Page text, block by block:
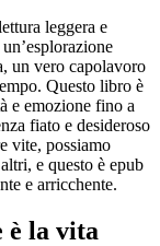
leggera e
un vero capolavoro
Questo libro è
e emozione fino a
fiato e desideroso
vite, possiamo
e questo è epub
e arricchente.
è la vita